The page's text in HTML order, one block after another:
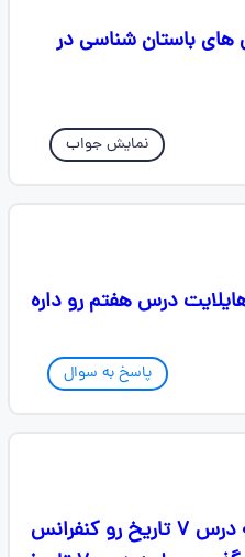
های باستان شناسی در
نمایش جواب
درس هفتم رو داره
پاسخ به سوال
سلام بچه ها خوبید؟! یکشنبه درس ۷ تاریخ رو کنفرانس